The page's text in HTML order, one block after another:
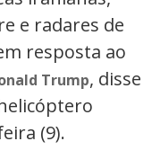
e radares de
resposta ao
Trump, disse
(9).